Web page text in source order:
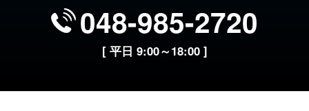
048-985-2720
[ 平日 9:00～18:00 ]